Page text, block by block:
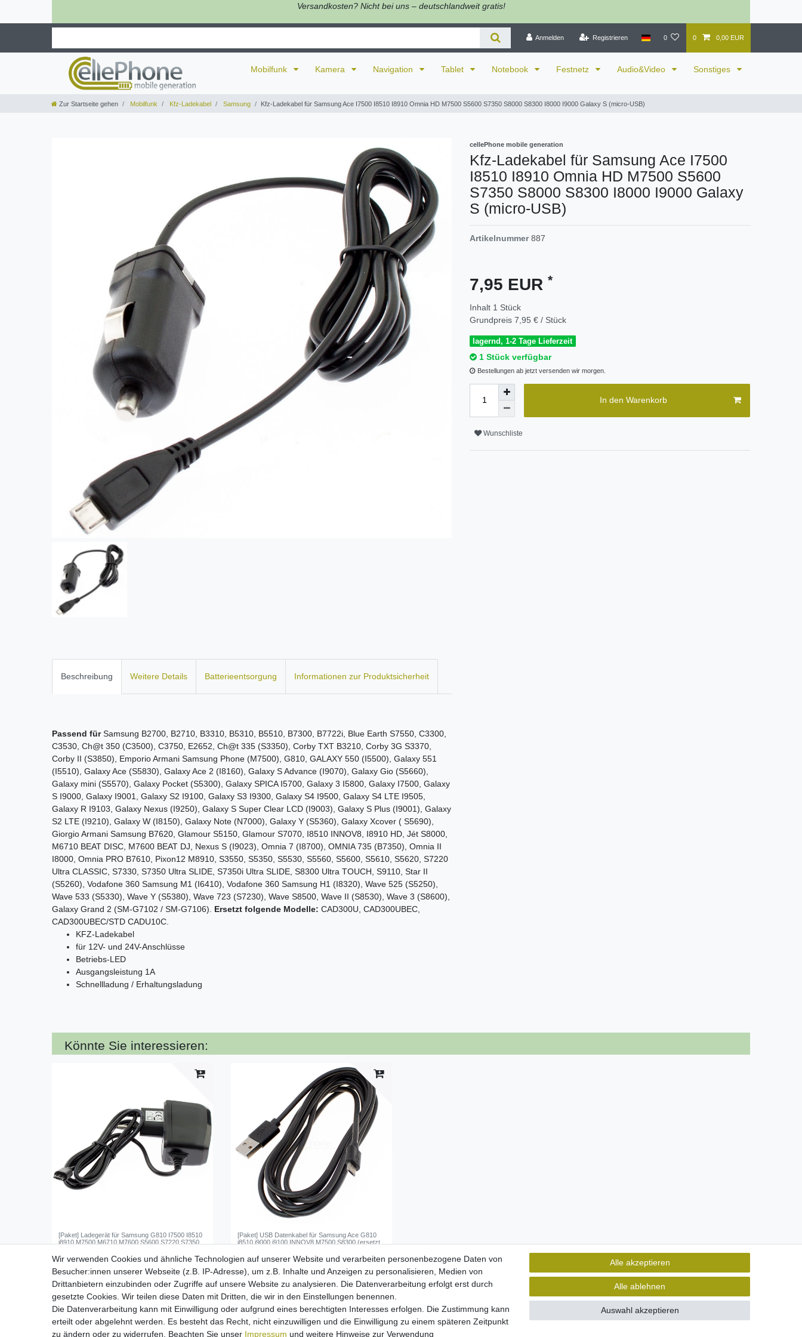
Versandkosten? Nicht bei uns – deutschlandweit gratis!
Anmelden Registrieren 0 0 0,00 EUR
Mobilfunk Kamera Navigation Tablet Notebook Festnetz Audio&Video Sonstiges
Zur Startseite gehen Mobilfunk Kfz-Ladekabel Samsung Kfz-Ladekabel für Samsung Ace I7500 I8510 I8910 Omnia HD M7500 S5600 S7350 S8000 S8300 I8000 I9000 Galaxy S (micro-USB)
cellePhone mobile generation
Kfz-Ladekabel für Samsung Ace I7500
I8510 I8910 Omnia HD M7500 S5600
S7350 S8000 S8300 I8000 I9000 Galaxy
S (micro-USB)
Artikelnummer 887
7,95 EUR *
Inhalt 1 Stück
Grundpreis 7,95 € / Stück
lagernd, 1-2 Tage Lieferzeit
1 Stück verfügbar
Bestellungen ab jetzt versenden wir morgen.
In den Warenkorb
Wunschliste
Beschreibung Weitere Details Batterieentsorgung Informationen zur Produktsicherheit
Passend fürSamsung B2700, B2710, B3310, B5310, B5510, B7300, B7722i, Blue Earth S7550, C3300,
C3530, Ch@t 350 (C3500), C3750, E2652, Ch@t 335 (S3350), Corby TXT B3210, Corby 3G S3370,
Corby II (S3850), Emporio Armani Samsung Phone (M7500), G810, GALAXY 550 (I5500), Galaxy 551
(I5510), Galaxy Ace (S5830), Galaxy Ace 2 (I8160), Galaxy S Advance (I9070), Galaxy Gio (S5660),
Galaxy mini (S5570), Galaxy Pocket (S5300), Galaxy SPICA I5700, Galaxy 3 I5800, Galaxy I7500, Galaxy
S I9000, Galaxy I9001, Galaxy S2 I9100, Galaxy S3 I9300, Galaxy S4 I9500, Galaxy S4 LTE I9505,
Galaxy R I9103, Galaxy Nexus (I9250), Galaxy S Super Clear LCD (I9003), Galaxy S Plus (I9001), Galaxy
S2 LTE (I9210), Galaxy W (I8150), Galaxy Note (N7000), Galaxy Y (S5360), Galaxy Xcover ( S5690),
Giorgio Armani Samsung B7620, Glamour S5150, Glamour S7070, I8510 INNOV8, I8910 HD, Jét S8000,
M6710 BEAT DISC, M7600 BEAT DJ, Nexus S (I9023), Omnia 7 (I8700), OMNIA 735 (B7350), Omnia II
I8000, Omnia PRO B7610, Pixon12 M8910, S3550, S5350, S5530, S5560, S5600, S5610, S5620, S7220
Ultra CLASSIC, S7330, S7350 Ultra SLIDE, S7350i Ultra SLIDE, S8300 Ultra TOUCH, S9110, Star II
(S5260), Vodafone 360 Samsung M1 (I6410), Vodafone 360 Samsung H1 (I8320), Wave 525 (S5250),
Wave 533 (S5330), Wave Y (S5380), Wave 723 (S7230), Wave S8500, Wave II (S8530), Wave 3 (S8600),
Galaxy Grand 2 (SM-G7102 / SM-G7106). Ersetzt folgende Modelle: CAD300U, CAD300UBEC,
CAD300UBEC/STD CADU10C.
KFZ-Ladekabel
für 12V- und 24V-Anschlüsse
Betriebs-LED
Ausgangsleistung 1A
Schnellladung / Erhaltungsladung
Könnte Sie interessieren:
[Paket] Ladegerät für Samsung G810 I7500 I8510
i8910 M7500 M6710 M7600 S5600 S7220 S7350
13,95 € *
*inkl. ges. MwSt.zzgl.Versandkosten
[Paket] USB Datenkabel für Samsung Ace G810
i8510 i9000 i9100 INNOV8 M7500 S8300 (ersetzt
7,95 € *
*inkl. ges. MwSt.zzgl.Versandkosten
Wir verwenden Cookies und ähnliche Technologien auf unserer Website und verarbeiten personenbezogene Daten von
Besucher:innen unserer Webseite (z.B. IP-Adresse), um z.B. Inhalte und Anzeigen zu personalisieren, Medien von
Drittanbietern einzubinden oder Zugriffe auf unsere Website zu analysieren. Die Datenverarbeitung erfolgt erst durch
gesetzte Cookies. Wir teilen diese Daten mit Dritten, die wir in den Einstellungen benennen.
Die Datenverarbeitung kann mit Einwilligung oder aufgrund eines berechtigten Interesses erfolgen. Die Zustimmung kann
erteilt oder abgelehnt werden. Es besteht das Recht, nicht einzuwilligen und die Einwilligung zu einem späteren Zeitpunkt
zu ändern oder zu widerrufen. Beachten Sie unser Impressum und weitere Hinweise zur Verwendung
Alle akzeptieren
Alle ablehnen
Auswahl akzeptieren